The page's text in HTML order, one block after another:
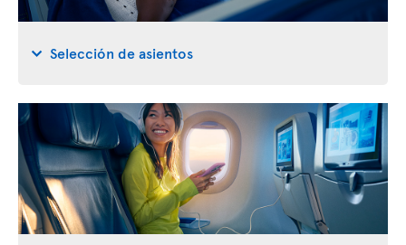
Selección de asientos